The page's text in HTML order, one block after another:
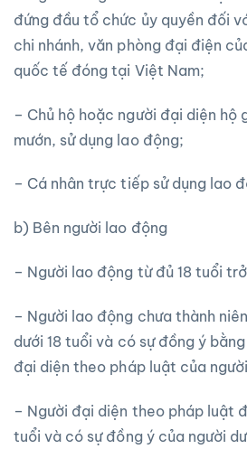
đứng đầu tổ chức ủy quyền đối
chi nhánh, văn phòng đại điện
quốc tế đóng tại Việt Nam;
– Chủ hộ hoặc người đại diện hộ
mướn, sử dụng lao động;
– Cá nhân trực tiếp sử dụng lao
b) Bên người lao động
– Người lao động từ đủ 18 tuổi
– Người lao động chưa thành
dưới 18 tuổi và có sự đồng ý
đại diện theo pháp luật của
– Người đại diện theo pháp luật
tuổi và có sự đồng ý của người